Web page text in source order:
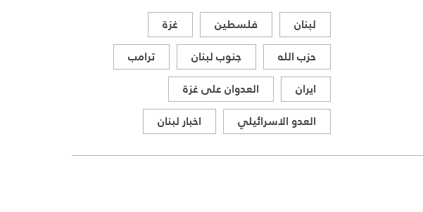
المواقف الرسمية وأبرز التطورات
ذات الصلة بالشأنين الداخلي
والإقليمي
لبنان فلسطين
غزة
حزب الله
جنوب لبنان
ترامب
ايران
العدوان على غزة
العدو الاسرائيلي
اخبار لبنان